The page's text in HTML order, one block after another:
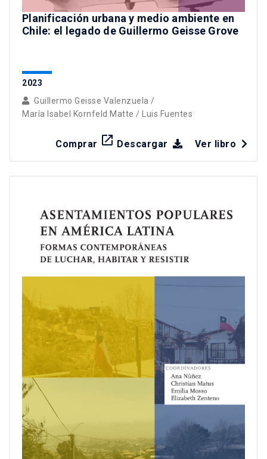
Planificación urbana y medio ambiente en
Chile: el legado de Guillermo Geisse Grove
2023
Guillermo Geisse Valenzuela /
María Isabel Kornfeld Matte / Luis Fuentes
Comprar launch Descargar Ver libro